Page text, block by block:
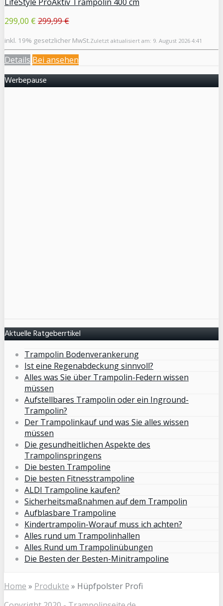
299,00 € 299,99 €
inkl. 19% gesetzlicher MwSt.Zuletzt aktualisiert am: 9. August 2026 4:41
Details Bei ansehen
Werbepause
Aktuelle Ratgeberrtikel
Trampolin Bodenverankerung
Ist eine Regenabdeckung sinnvoll?
Alles was Sie über Trampolin-Federn wissen
müssen
Aufstellbares Trampolin oder ein Inground-
Trampolin?
Der Trampolinkauf und was Sie alles wissen
müssen
Die gesundheitlichen Aspekte des
Trampolinspringens
Die besten Trampoline
Die besten Fitnesstrampoline
ALDI Trampoline kaufen?
Sicherheitsmaßnahmen auf dem Trampolin
Aufblasbare Trampoline
Kindertrampolin-Worauf muss ich achten?
Alles rund um Trampolinhallen
Alles Rund um Trampolinübungen
Die Besten der Besten-Minitrampoline
Home » Produkte » Hüpfpolster Profi